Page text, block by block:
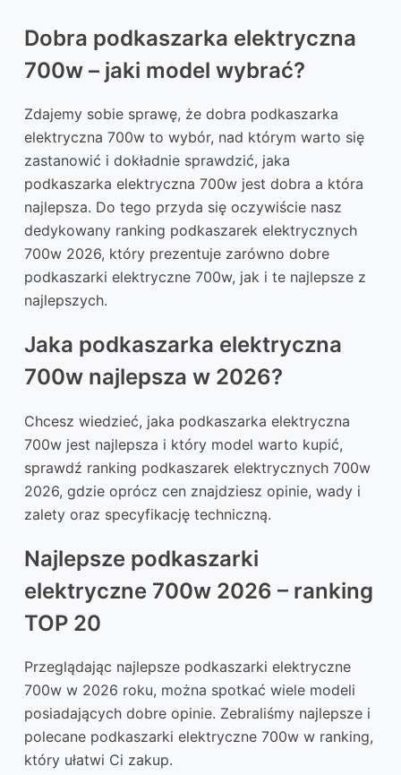
Dobra podkaszarka elektryczna
700w – jaki model wybrać?
Zdajemy sobie sprawę, że dobra podkaszarka
elektryczna 700w to wybór, nad którym warto się
zastanowić i dokładnie sprawdzić, jaka
podkaszarka elektryczna 700w jest dobra a która
najlepsza. Do tego przyda się oczywiście nasz
dedykowany ranking podkaszarek elektrycznych
700w 2026, który prezentuje zarówno dobre
podkaszarki elektryczne 700w, jak i te najlepsze z
najlepszych.
Jaka podkaszarka elektryczna
700w najlepsza w 2026?
Chcesz wiedzieć, jaka podkaszarka elektryczna
700w jest najlepsza i który model warto kupić,
sprawdź ranking podkaszarek elektrycznych 700w
2026, gdzie oprócz cen znajdziesz opinie, wady i
zalety oraz specyfikację techniczną.
Najlepsze podkaszarki
elektryczne 700w 2026 – ranking
TOP 20
Przeglądając najlepsze podkaszarki elektryczne
700w w 2026 roku, można spotkać wiele modeli
posiadających dobre opinie. Zebraliśmy najlepsze i
polecane podkaszarki elektryczne 700w w ranking,
który ułatwi Ci zakup.